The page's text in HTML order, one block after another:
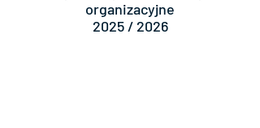
organizacyjne
2025 / 2026